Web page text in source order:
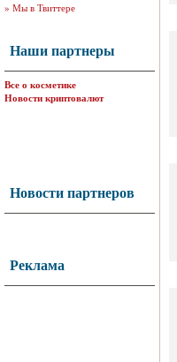
» Мы в Твиттере
Наши партнеры
Все о косметике
Новости криптовалют
Новости партнеров
Реклама